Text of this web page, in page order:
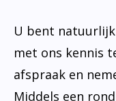
U bent
met ons kennis
afspraak en
Middels een